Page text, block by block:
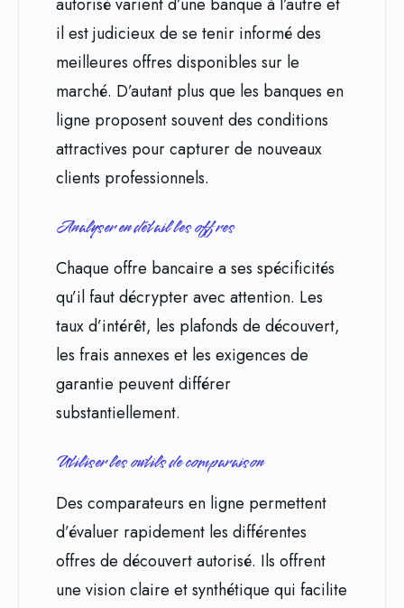
il est judicieux de se tenir informé des
meilleures offres disponibles sur le
marché. D’autant plus que les banques en
ligne proposent souvent des conditions
attractives pour capturer de nouveaux
clients professionnels.
Analyser en détail les offres
Chaque offre bancaire a ses spécificités
qu’il faut décrypter avec attention. Les
taux d’intérêt, les plafonds de découvert,
les frais annexes et les exigences de
garantie peuvent différer
substantiellement.
Utiliser les outils de comparaison
Des comparateurs en ligne permettent
d’évaluer rapidement les différentes
offres de découvert autorisé. Ils offrent
une vision claire et synthétique qui facilite